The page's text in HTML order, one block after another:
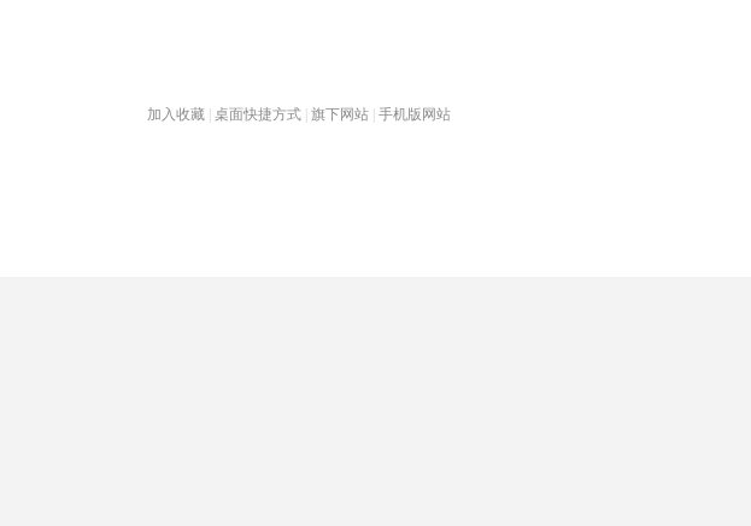
加入收藏 桌面快捷方式 旗下网站 手机版网站